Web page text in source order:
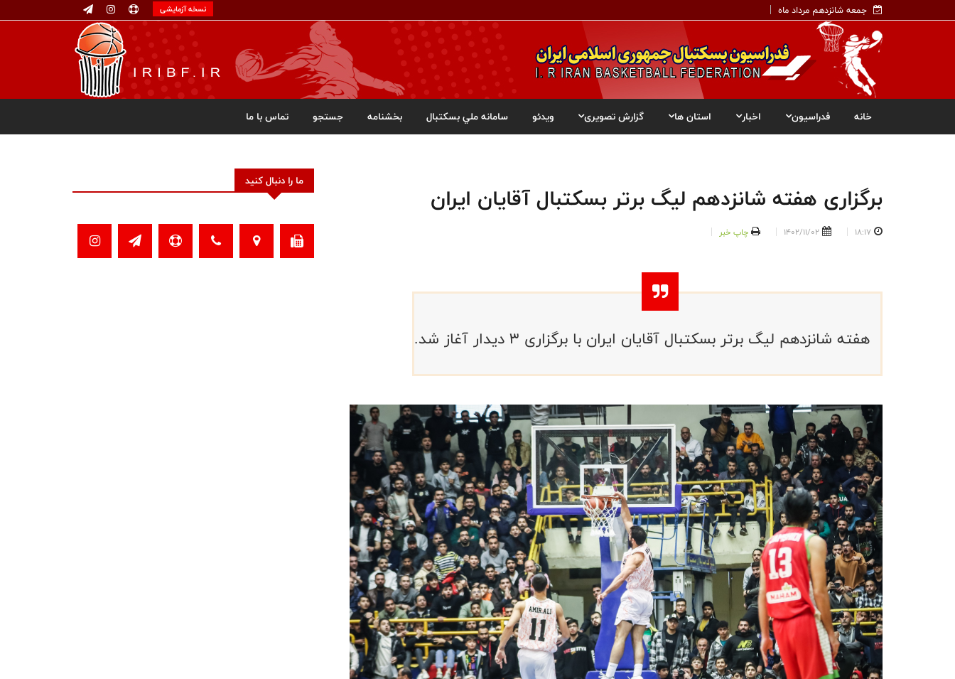
جمعه شانزدهم مرداد ماه نسخه آزمایشی
خانه فدراسیون اخبار استان ها گزارش تصویری ویدئو سامانه ملي بسکتبال بخشنامه جستجو تماس با ما
برگزاری هفته شانزدهم لیگ برتر بسکتبال آقایان ایران
18:17
1402/11/02 چاپ خبر
هفته شانزدهم لیگ برتر بسکتبال آقایان ایران با برگزاری ۳ دیدار آغاز شد.
ما را دنبال کنید